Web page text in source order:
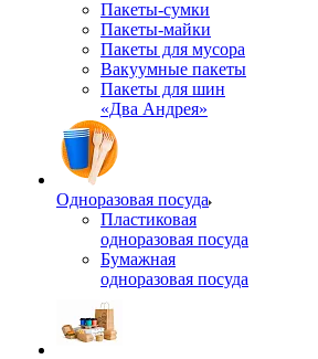
Пакеты-сумки
Пакеты-майки
Пакеты для мусора
Вакуумные пакеты
Пакеты для шин
«Два Андрея»
Одноразовая посуда
Пластиковая
одноразовая посуда
Бумажная
одноразовая посуда